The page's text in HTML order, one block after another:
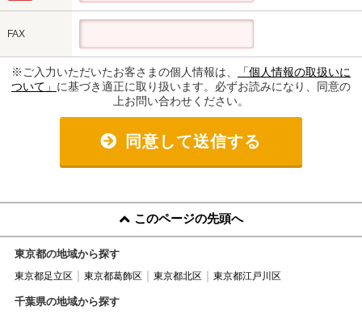
FAX
※ご入力いただいたお客さまの個人情報は、
「個人情報の取扱いに
ついて」 に基づき適正に取り扱います。必ずお読みになり、同意の
上お問い合わせください。
同意して送信する
このページの先頭へ
東京都の地域から探す
東京都足立区 東京都葛飾区 東京都北区 東京都江戸川区
千葉県の地域から探す